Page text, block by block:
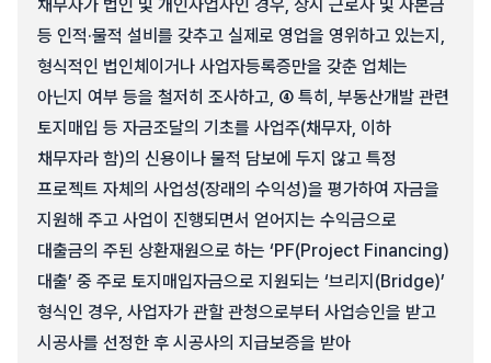
채무자가 법인 및 개인사업자인 경우, 상시 근로자 및 자본금
등 인적·물적 설비를 갖추고 실제로 영업을 영위하고 있는지,
형식적인 법인체이거나 사업자등록증만을 갖춘 업체는
아닌지 여부 등을 철저히 조사하고, ④ 특히, 부동산개발 관련
토지매입 등 자금조달의 기초를 사업주(채무자, 이하
채무자라 함)의 신용이나 물적 담보에 두지 않고 특정
프로젝트 자체의 사업성(장래의 수익성)을 평가하여 자금을
지원해 주고 사업이 진행되면서 얻어지는 수익금으로
대출금의 주된 상환재원으로 하는 ‘PF(Project Financing)
대출’ 중 주로 토지매입자금으로 지원되는 ‘브리지(Bridge)’
형식인 경우, 사업자가 관할 관청으로부터 사업승인을 받고
시공사를 선정한 후 시공사의 지급보증을 받아